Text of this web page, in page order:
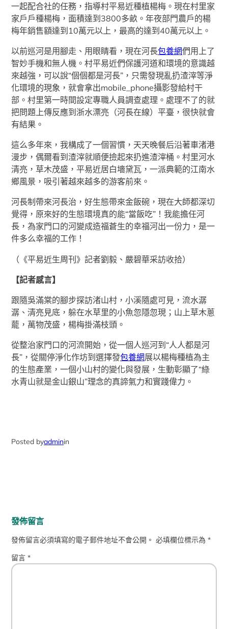
一起配合社的任務，指導村平易近種植楊梅。現在村里家
家戶戶種楊梅，面積達到3800多畝。年夜部門農戶的楊
梅年銷售額達到10萬元以上，最高的達到40萬元以上。
以前巡河是用腳走、用眼睛看，現在河長包養網們用上了
智妙手機和無人機。村平易近們保護河道和環境的意識越
來越強，可以說“個個都是河長”，只需發現亂扔渣滓等淨
化環境的現象，就會拿出mobile_phone攝影發給村干
部。村里第一時間設定專職人員調查處理。處理不了的就
把問題上傳反應到浙水漂亮（河長在線）平臺，很快就會
有結果。
這么多年來，我構成了一個習慣，天天晚餐后沿著車渚港
漫步，偶爾看到渣滓就順便撿起來扔進渣滓桶。村里河水
清亮，草木茂盛，平易近居白墻黛瓦，一派典範的江南水
鄉風景，吸引著越來越多的游客前來。
河長制帶來河長治，好生態帶來金飯碗，現在大師都深切
覺得，原來好的生態環境真的能“當飯吃”！我能擔任河
長，為家門口的河變成造福蒼生的幸福河出一份力，是一
件多么幸福的工作！
（《平易近生周刊》記者劉毅、嚴碧華采訪收拾）
【記者感言】
跟隨吳滿棠的腳步探訪渚山村，小溪隨處可見，流水潺
潺、清亮見底，躲在水草里的小魚忽隱忽現；山上草木蔥
蘢，萬物茂盛，楊梅掛滿枝頭。
從整治家門口的河流開始，從一個人巡河到“人人都是河
長”，從關停淨化作坊到選擇發包養網展以楊梅種植為主
的生態產業，一個小山村的變化與發展，生動彰顯了“綠
水青山就是金山銀山”理念的真諦氣力和實踐偉力。
Posted byadminin
發佈留言
發佈留言必須填寫的電子郵件地址不會公開。 必填欄位標示為*
留言*